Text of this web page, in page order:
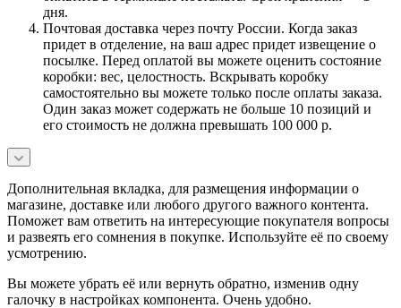
дня.
Почтовая доставка через почту России. Когда заказ
придет в отделение, на ваш адрес придет извещение о
посылке. Перед оплатой вы можете оценить состояние
коробки: вес, целостность. Вскрывать коробку
самостоятельно вы можете только после оплаты заказа.
Один заказ может содержать не больше 10 позиций и
его стоимость не должна превышать 100 000 р.
Дополнительная вкладка, для размещения информации о
магазине, доставке или любого другого важного контента.
Поможет вам ответить на интересующие покупателя вопросы
и развеять его сомнения в покупке. Используйте её по своему
усмотрению.
Вы можете убрать её или вернуть обратно, изменив одну
галочку в настройках компонента. Очень удобно.